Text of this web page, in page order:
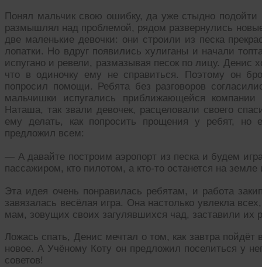
Понял мальчик свою ошибку, да уже стыдно
размышлял над проблемой, рядом развернулись
две маленькие девочки: они строили из песка
лопатки. Но вдруг появились хулиганы и начали
испугано и ревели, размазывая песок по лицу. Денис
что в одиночку ему не справиться. Поэтому он
попросил помощи. Ребята без разговоров
мальчишки испугались приближающейся
Наташа, так звали девочек, расцеловали своего
ему делать, как попросить прощения у ребят,
предложил всем:
— А давайте построим аэропорт из песка и будем
пассажиром, кто пилотом, а кто-то останется на
Эта идея очень понравилась ребятам, и работа
завязалась весёлая игра. Она настолько увлекла
мам, зовущих своих загулявшихся чад, заставили их
Ложась спать, Денис мечтал о том, как завтра
новое. А Учёному Коту он предложил поселиться у
советов!